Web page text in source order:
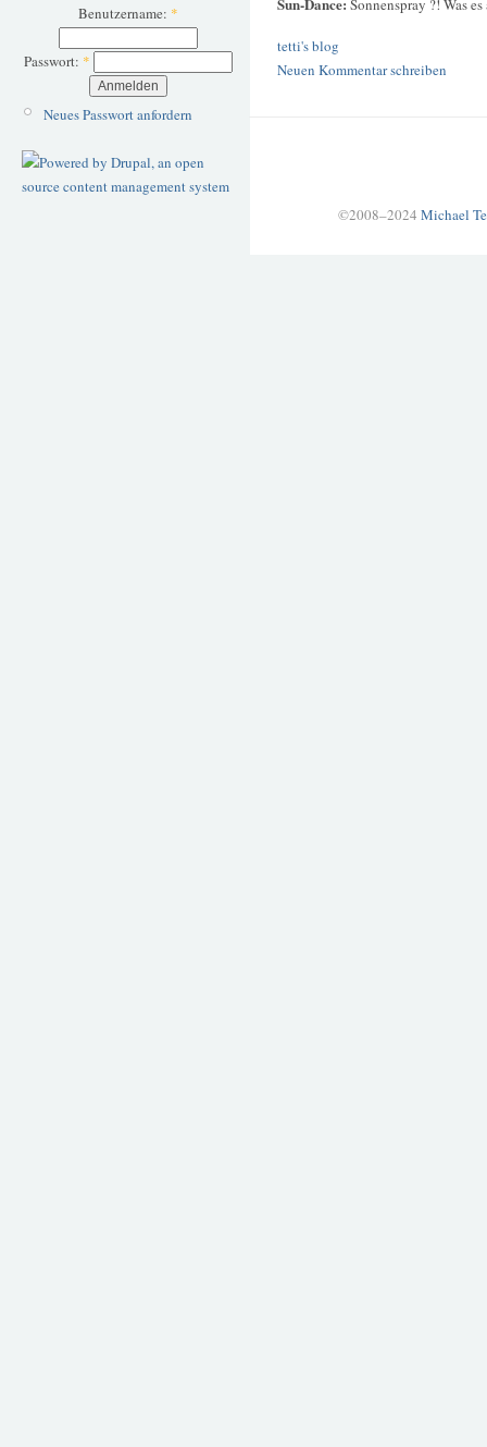
Benutzername: *
Passwort: *
Neues Passwort anfordern
Sonnenspray ?! Was
tetti's blog
Neuen Kommentar schreiben
©2008–2024 Michael